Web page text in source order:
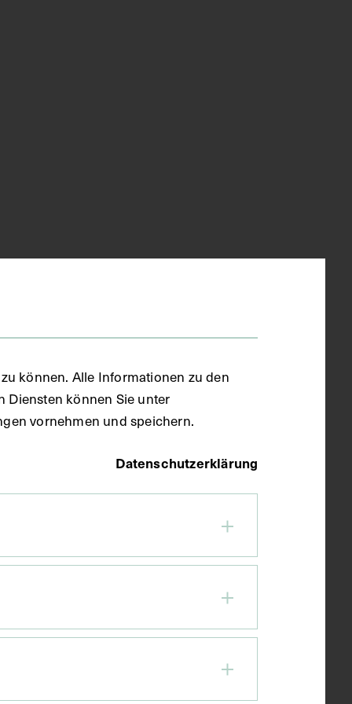
können. Alle Informationen zu den
Diensten können Sie unter
vornehmen und speichern.
Datenschutzerklärung